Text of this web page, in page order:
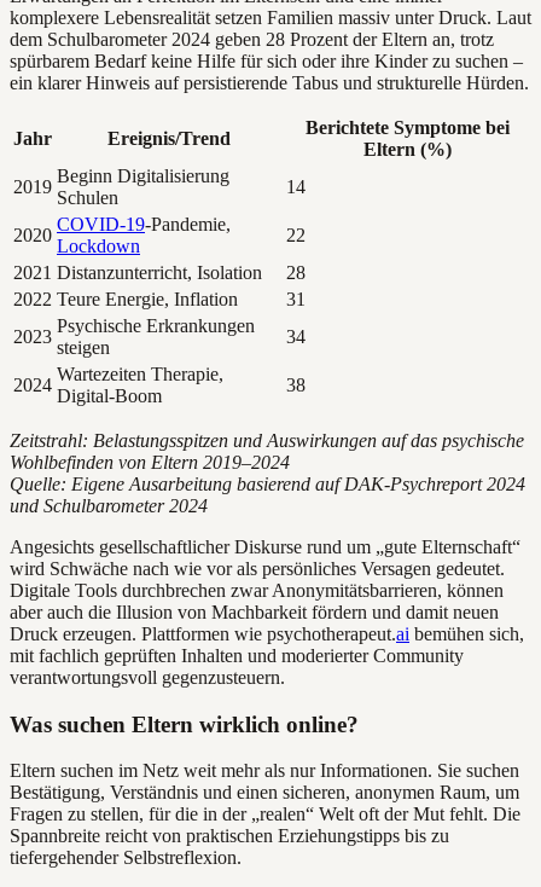
komplexere Lebensrealität setzen Familien massiv unter Druck. Laut
dem Schulbarometer 2024 geben 28 Prozent der Eltern an, trotz
spürbarem Bedarf keine Hilfe für sich oder ihre Kinder zu suchen –
ein klarer Hinweis auf persistierende Tabus und strukturelle Hürden.
Jahr Ereignis/Trend
Berichtete Symptome bei
Eltern (%)
2019
Beginn Digitalisierung
Schulen
14
2020
COVID-19-Pandemie,
Lockdown
22
2021 Distanzunterricht, Isolation
28
2022 Teure Energie, Inflation
31
2023
Psychische Erkrankungen
steigen
34
2024
Wartezeiten Therapie,
Digital-Boom
38
Zeitstrahl: Belastungsspitzen und Auswirkungen auf das psychische
Wohlbefinden von Eltern 2019–2024
Quelle: Eigene Ausarbeitung basierend auf DAK-Psychreport 2024
und Schulbarometer 2024
Angesichts gesellschaftlicher Diskurse rund um „gute Elternschaft“
wird Schwäche nach wie vor als persönliches Versagen gedeutet.
Digitale Tools durchbrechen zwar Anonymitätsbarrieren, können
aber auch die Illusion von Machbarkeit fördern und damit neuen
Druck erzeugen. Plattformen wie psychotherapeut.ai bemühen sich,
mit fachlich geprüften Inhalten und moderierter Community
verantwortungsvoll gegenzusteuern.
Was suchen Eltern wirklich online?
Eltern suchen im Netz weit mehr als nur Informationen. Sie suchen
Bestätigung, Verständnis und einen sicheren, anonymen Raum, um
Fragen zu stellen, für die in der „realen“ Welt oft der Mut fehlt. Die
Spannbreite reicht von praktischen Erziehungstipps bis zu
tiefergehender Selbstreflexion.